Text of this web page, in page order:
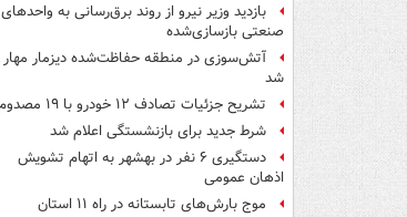
بازدید وزیر نیرو از روند برق‌رسانی به واحدهای
صنعتی بازسازی‌شده
آتش‌سوزی در منطقه حفاظت‌شده دیزمار مهار
شد
تشریح جزئیات تصادف ۱۲ خودرو با ۱۹ مصدوم
شرط جدید برای بازنشستگی اعلام شد
دستگیری ۶ نفر در بهشهر به اتهام تشویش
اذهان عمومی
موج بارش‌های تابستانه در راه ۱۱ استان